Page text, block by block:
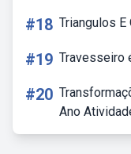
#18 Triangulos
#19 Travesseiro
#20
Ano